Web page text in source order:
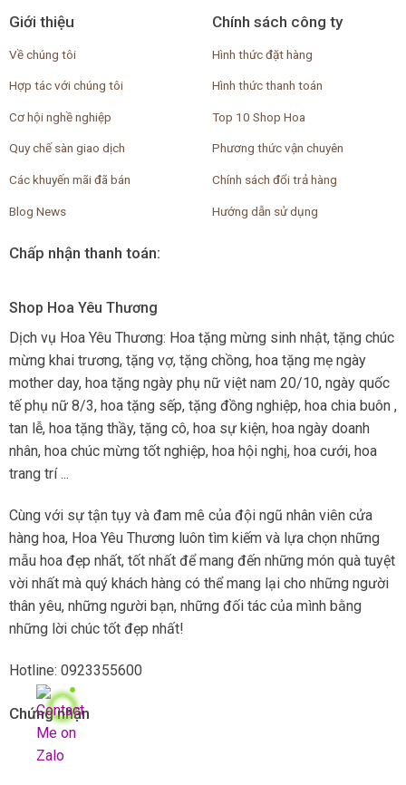
Giới thiệu
Về chúng tôi
Hợp tác với chúng tôi
Cơ hội nghề nghiệp
Quy chế sàn giao dịch
Các khuyến mãi đã bán
Blog News
Chính sách công ty
Hình thức đặt hàng
Hình thức thanh toán
Top 10 Shop Hoa
Phương thức vận chuyên
Chính sách đổi trả hàng
Hướng dẫn sử dụng
Chấp nhận thanh toán:
Shop Hoa Yêu Thương
Dịch vụ Hoa Yêu Thương: Hoa tặng mừng sinh nhật, tặng chúc
mừng khai trương, tặng vợ, tặng chồng, hoa tặng mẹ ngày
mother day, hoa tặng ngày phụ nữ việt nam 20/10, ngày quốc
tế phụ nữ 8/3, hoa tặng sếp, tặng đồng nghiệp, hoa chia buôn ,
tan lễ, hoa tặng thầy, tặng cô, hoa sự kiện, hoa ngày doanh
nhân, hoa chúc mừng tốt nghiệp, hoa hội nghị, hoa cưới, hoa
trang trí ...
Cùng với sự tận tụy và đam mê của đội ngũ nhân viên cửa
hàng hoa, Hoa Yêu Thương luôn tìm kiếm và lựa chọn những
mẫu hoa đẹp nhất, tốt nhất để mang đến những món quà tuyệt
vời nhất mà quý khách hàng có thể mang lại cho những người
thân yêu, những người bạn, những đối tác của mình bằng
những lời chúc tốt đẹp nhất!
Hotline: 0923355600
Chứng nhận